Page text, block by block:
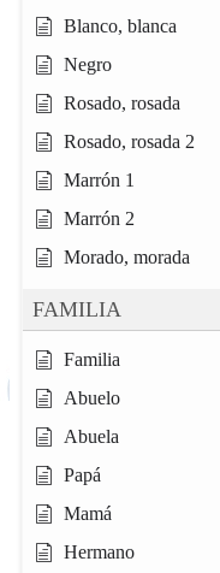
Blanco, blanca
Negro
Rosado, rosada
Rosado, rosada 2
Marrón 1
Marrón 2
Morado, morada
FAMILIA
Familia
Abuelo
Abuela
Papá
Mamá
Hermano